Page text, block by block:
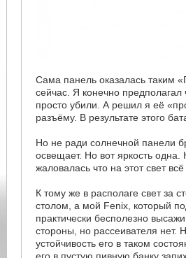
Сама панель оказалась таким
сейчас. Я конечно предполагал
просто убили. А решил я её
разъёму. В результате этого
Но не ради солнечной панели
освещает. Но вот яркость
жаловалась что на этот свет
К тому же в располаге свет за
столом, а мой Fenix, который
практически бесполезно
стороны, но рассеивателя нет.
устойчивость его в таком